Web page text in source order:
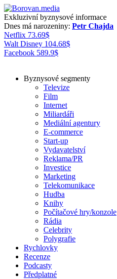
Exkluzivní byznysové informace
Dnes má narozeniny: Petr Chajda
Netflix 73.69$
Walt Disney 104.68$
Facebook 589.9$
Byznysové segmenty
Televize
Film
Internet
Miliardáři
Mediální agentury
E-commerce
Start-up
Vydavatelství
Reklama/PR
Investice
Marketing
Telekomunikace
Hudba
Knihy
Počítačové hry/konzole
Rádia
Celebrity
Polygrafie
Rychlovky
Recenze
Podcasty
Předplatné